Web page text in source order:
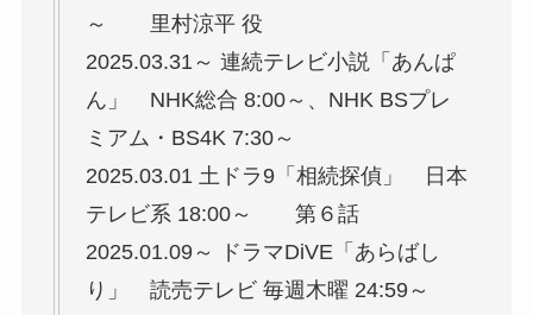
～ 里村涼平 役
2025.03.31～ 連続テレビ小説「あんぱ
ん」 NHK総合 8:00～、NHK BSプレ
ミアム・BS4K 7:30～
2025.03.01 土ドラ9「相続探偵」 日本
テレビ系 18:00～ 第６話
2025.01.09～ ドラマDiVE「あらばし
り」 読売テレビ 毎週木曜 24:59～